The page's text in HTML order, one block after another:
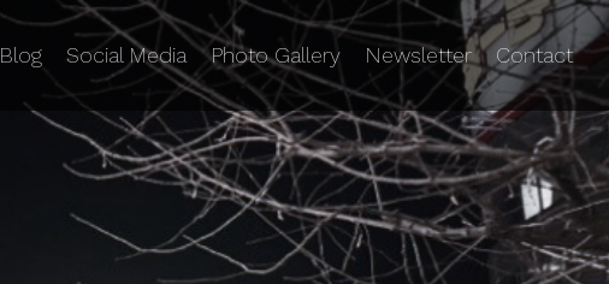
Blog Social Media Photo Gallery Newsletter Contact